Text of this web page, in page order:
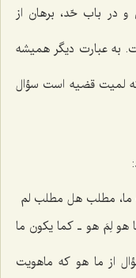
در باب حّد، برهان از
عبارت دیگر همیشه
لمیت قضیه است سؤال
مطلب هل مطلب لم
هو لِمَ هو ـ كما یكون ما
از ما هو كه ماهویت